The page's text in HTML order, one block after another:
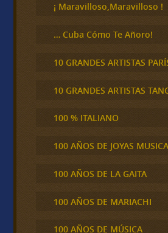
¡ Maravilloso,Maravilloso !
… Cuba Cómo Te Añoro!
10 GRANDES ARTISTAS
10 GRANDES ARTISTAS
100 % ITALIANO
100 AÑOS DE JOYAS
100 AÑOS DE LA GAITA
100 AÑOS DE MARIACHI
100 AÑOS DE MÚSICA